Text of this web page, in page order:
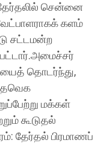
தேர்தலில் சென்னை
களம்
சட்டமன்ற
தொடர்ந்து,
தவெக
மக்கள்
கூடுதல்
தேர்தல் பிரமாணப்